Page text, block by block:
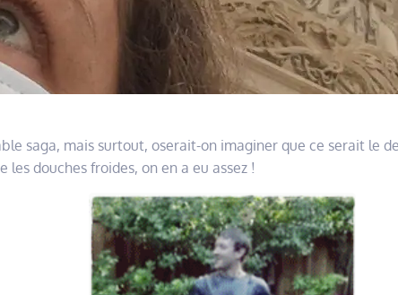
saga, mais surtout, oserait-on imaginer que ce serait le
douches froides, on en a eu assez !